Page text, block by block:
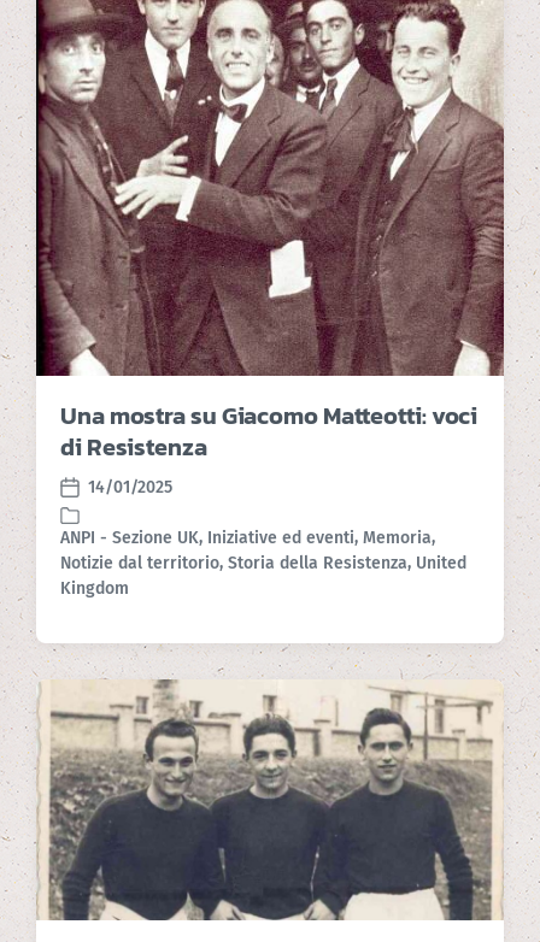
a
t
e
d
i
n
Una mostra su Giacomo Matteotti: voci
di Resistenza
P
o
s
t
d
t
e
14/01/2025
P
o
t
e
i
n
ANPI - Sezione UK, Iniziative ed eventi, Memoria,
Notizie dal territorio, Storia della Resistenza, United
Kingdom